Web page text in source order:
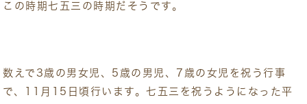
この時期七五三の時期だそうです。
数えで3歳の男女児、5歳の男児、7歳の女児を祝う行事
で、11月15日頃行います。七五三を祝うようになった平